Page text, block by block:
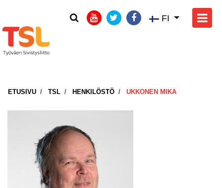
FI
ETUSIVU TSL HENKILÖSTÖ UKKONEN MIKA